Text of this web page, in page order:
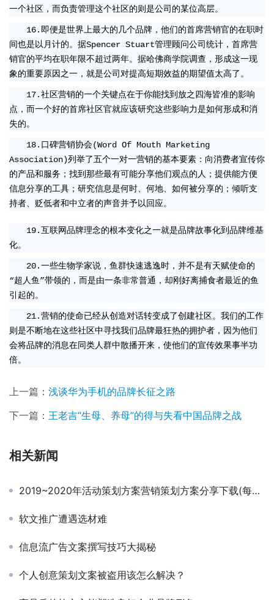
一个社区，而负责管理这个社区的则是公司的某位高层。
16.即便是世界上最大的几个品牌，他们的首席营销官的在职时
间也是以月计的。据Spencer Stuart管理顾问公司统计，首席营
销官的平均在职年限不超过两年。据哈佛商学院调查，形成这一现
象的重要原因之一，就是公司对提高短期效益的期望值太高了。
17.社区营销的一个关键点在于你能找到放之四海皆准的影响
点，而一个好的首席社区官就应该研究这些影响力是如何形成和消
失的。
18.口碑营销协会(Word Of Mouth Marketing
Association)列举了五个一对一营销的基本要素：向消费者宣传你
的产品和服务；找到那些最有可能分享他们观点的人；提供能方便
信息分享的工具；研究信息是何时、何地、如何被分享的；倾听支
持者、贬低者和中立者的声音并予以回应。
19.互联网品牌理念的根本变化之一就是品牌故事化到品牌维基
化。
20.一些生物学家说，鱼群快速逃逸时，并不是有天赋使命的
“超人鱼”带领的，而是由一条非常普通，却刚好离捕食者最近的鱼
引起的。
21.营销的使命已经从创造对话转变成了创建社区。我们的工作
则是不断地在这些社区中寻找我们品牌最狂热的拥护者，因为他们
会将品牌的消息在同类人群中散播开来，使他们的宣传效果事半功
倍。
上一篇： 浅谈华为手机的品牌长征之路
下一篇： 王老吉“生母、养母”的得与失看中国品牌之战
相关新闻
2019~2020年活动策划方案营销策划方案分享下载(每日更新)
软文推广遭遇选材难
信息流广告文案撰写技巧大揭秘
个人创意策划文案被盗用该怎么解决？